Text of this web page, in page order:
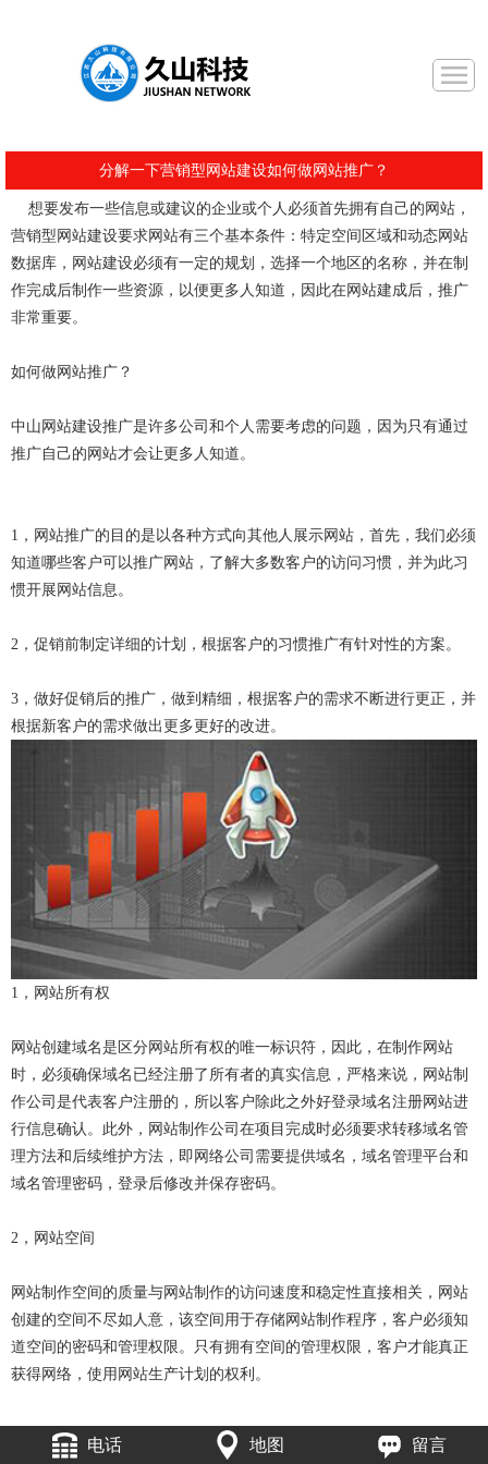
分解一下营销型网站建设如何做网站推广？
想要发布一些信息或建议的企业或个人必须首先拥有自己的网站，
营销型网站建设要求网站有三个基本条件：特定空间区域和动态网站
数据库，网站建设必须有一定的规划，选择一个地区的名称，并在制
作完成后制作一些资源，以便更多人知道，因此在网站建成后，推广
非常重要。
如何做网站推广？
中山网站建设推广是许多公司和个人需要考虑的问题，因为只有通过
推广自己的网站才会让更多人知道。
1，网站推广的目的是以各种方式向其他人展示网站，首先，我们必须
知道哪些客户可以推广网站，了解大多数客户的访问习惯，并为此习
惯开展网站信息。
2，促销前制定详细的计划，根据客户的习惯推广有针对性的方案。
3，做好促销后的推广，做到精细，根据客户的需求不断进行更正，并
根据新客户的需求做出更多更好的改进。
1，网站所有权
网站创建域名是区分网站所有权的唯一标识符，因此，在制作网站
时，必须确保域名已经注册了所有者的真实信息，严格来说，网站制
作公司是代表客户注册的，所以客户除此之外好登录域名注册网站进
行信息确认。此外，网站制作公司在项目完成时必须要求转移域名管
理方法和后续维护方法，即网络公司需要提供域名，域名管理平台和
域名管理密码，登录后修改并保存密码。
2，网站空间
网站制作空间的质量与网站制作的访问速度和稳定性直接相关，网站
创建的空间不尽如人意，该空间用于存储网站制作程序，客户必须知
道空间的密码和管理权限。只有拥有空间的管理权限，客户才能真正
获得网络，使用网站生产计划的权利。
电话 地图 留言